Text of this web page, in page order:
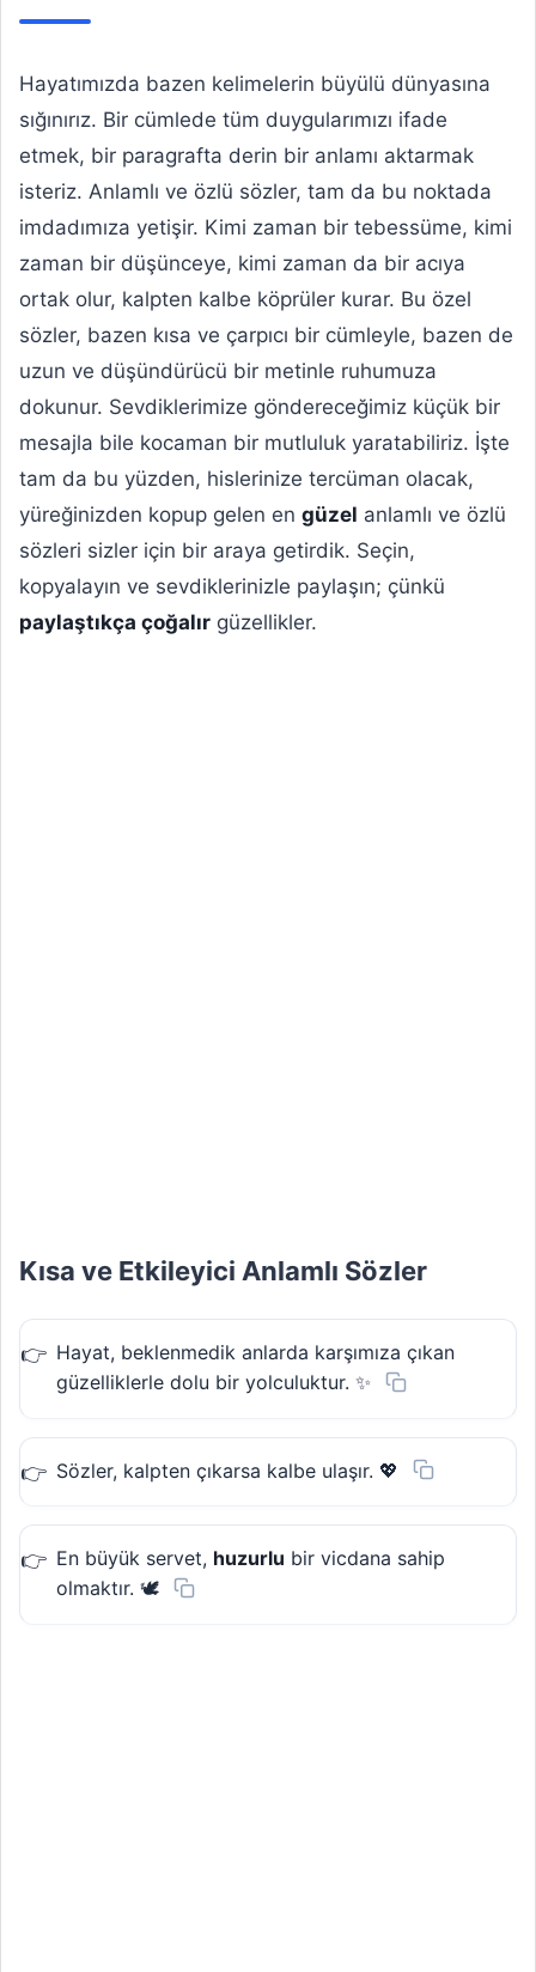
Hayatımızda bazen kelimelerin büyülü dünyasına
sığınırız. Bir cümlede tüm duygularımızı ifade
etmek, bir paragrafta derin bir anlamı aktarmak
isteriz. Anlamlı ve özlü sözler, tam da bu noktada
imdadımıza yetişir. Kimi zaman bir tebessüme, kimi
zaman bir düşünceye, kimi zaman da bir acıya
ortak olur, kalpten kalbe köprüler kurar. Bu özel
sözler, bazen kısa ve çarpıcı bir cümleyle, bazen de
uzun ve düşündürücü bir metinle ruhumuza
dokunur. Sevdiklerimize göndereceğimiz küçük bir
mesajla bile kocaman bir mutluluk yaratabiliriz. İşte
tam da bu yüzden, hislerinize tercüman olacak,
yüreğinizden kopup gelen en güzel anlamlı ve özlü
sözleri sizler için bir araya getirdik. Seçin,
kopyalayın ve sevdiklerinizle paylaşın; çünkü
paylaştıkça çoğalır güzellikler.
Kısa ve Etkileyici Anlamlı Sözler
Hayat, beklenmedik anlarda karşımıza çıkan
güzelliklerle dolu bir yolculuktur. ✨
Sözler, kalpten çıkarsa kalbe ulaşır. 💖
En büyük servet, huzurlu bir vicdana sahip
olmaktır. 🕊️